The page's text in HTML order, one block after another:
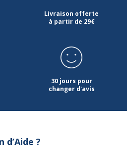
Livraison offerte
à partir de 29€
30 jours pour
changer d'avis
d’Aide ?